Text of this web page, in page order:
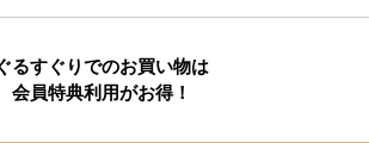
るすぐりでのお買い物は
会員特典利用がお得！